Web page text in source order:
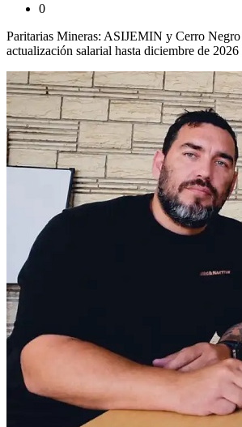
0
Paritarias Mineras: ASIJEMIN y Cerro Negro
actualización salarial hasta diciembre de